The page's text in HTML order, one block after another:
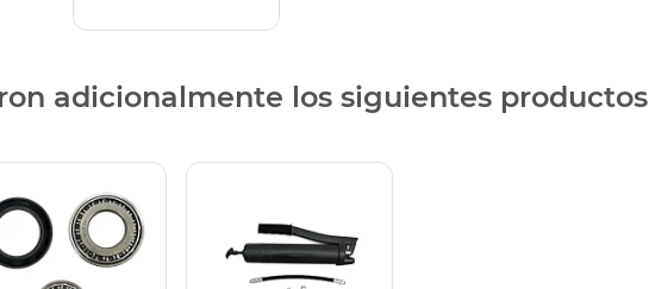
adicionalmente los siguientes productos